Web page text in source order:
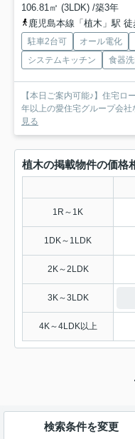
106.81㎡ (3LDK) /築3年
鹿児島本線「植木」駅
駐車2台可 オール電化
システムキッチン
食器
【本日ご案内可能♪】住宅
年以上の愛住宅グループ会社
見る
植木の掲載物件の価格
1R～1K
1DK～1LDK
2K～2LDK
3K～3LDK
4K～4LDK以上
検索条件を変更